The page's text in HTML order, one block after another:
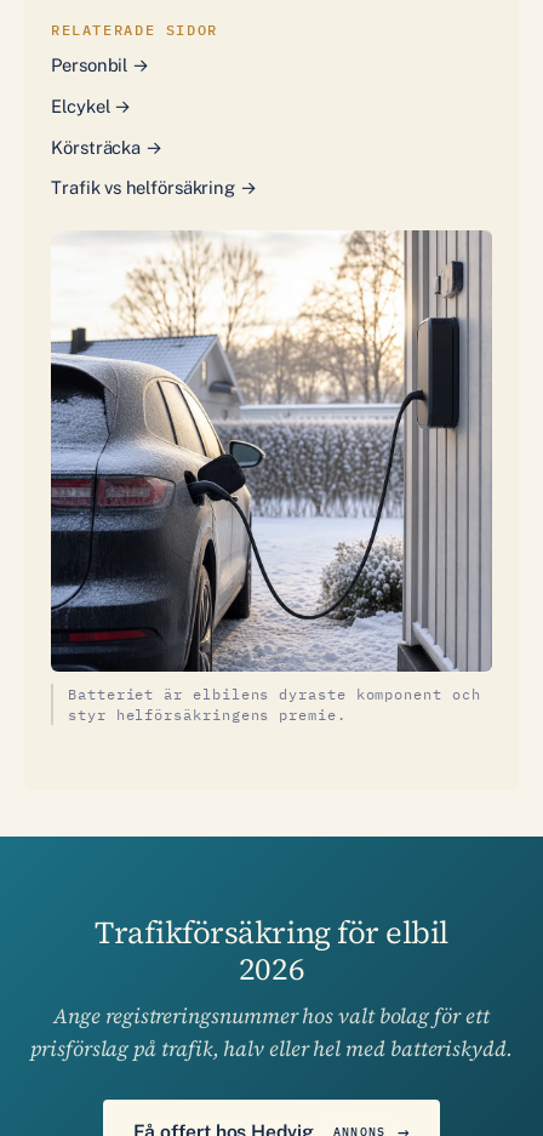
RELATERADE SIDOR
Personbil →
Elcykel →
Körsträcka →
Trafik vs helförsäkring →
Batteriet är elbilens dyraste komponent och
styr helförsäkringens premie.
Trafikförsäkring för elbil
2026
Ange registreringsnummer hos valt bolag för ett
prisförslag på trafik, halv eller hel med batteriskydd.
Få offert hos Hedvig ANNONS